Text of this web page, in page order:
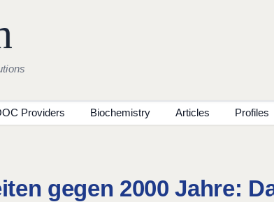
Providers Biochemistry Articles Profiles
gegen 2000 Jahre: